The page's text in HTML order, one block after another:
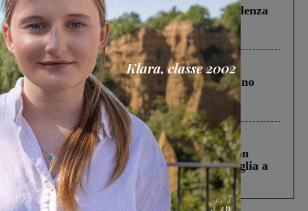
Piscina di Figline finanziata oltre la scadenza
Pnrr, il gruppo di Fratelli d’Italia: “Un
ringraziamento al Governo”
Cronaca 4 Agosto 2026
Un anno fa la strage in A1 in cui morirono
Gianni, Giulia e Franco. Lo schianto, il
processo, lo stop ai sorpassi fra tir....
Cronaca 3 Agosto 2026
Scomparso da una struttura di Castiglion
Fiorentino l’uomo che aveva ucciso la figlia a
Levane nel 2020